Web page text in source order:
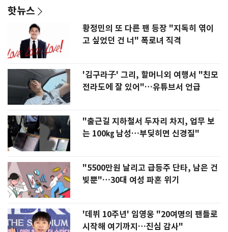
핫뉴스
황정민의 또 다른 팬 등장 "지독히 엮이
고 싶었던 건 너" 폭로녀 직격
'김구라子' 그리, 할머니외 여행서 "친모
전라도에 잘 있어"…유튜브서 언급
"출근길 지하철서 두자리 차지, 업무 보
는 100㎏ 남성…부딪히면 신경질"
"5500만원 날리고 급등주 단타, 남은 건
빚뿐"…30대 여성 파혼 위기
'데뷔 10주년' 임영웅 "20여명의 팬들로
시작해 여기까지…진심 감사"